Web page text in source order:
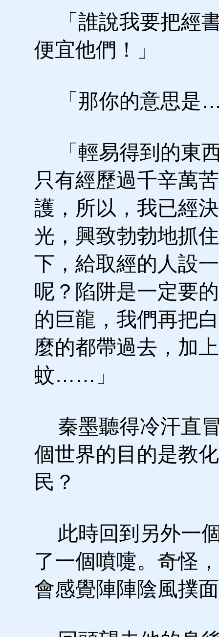
「誰說我要把經
便宜他們！」
「那你的意思是
「輕易得到的東
只有經歷過千辛萬
護，所以，我已經
光，興致勃勃地抓
下，給取經的人設
呢？陷阱是一定要
的巨龍，我們再把
麼的都帶過去，加
蚊……」
秦墨聽得冷汗直
個世界的目的是教
民？
此時回到另外一
了一個噴嚏。奇怪
會感覺陣陣陰風撲